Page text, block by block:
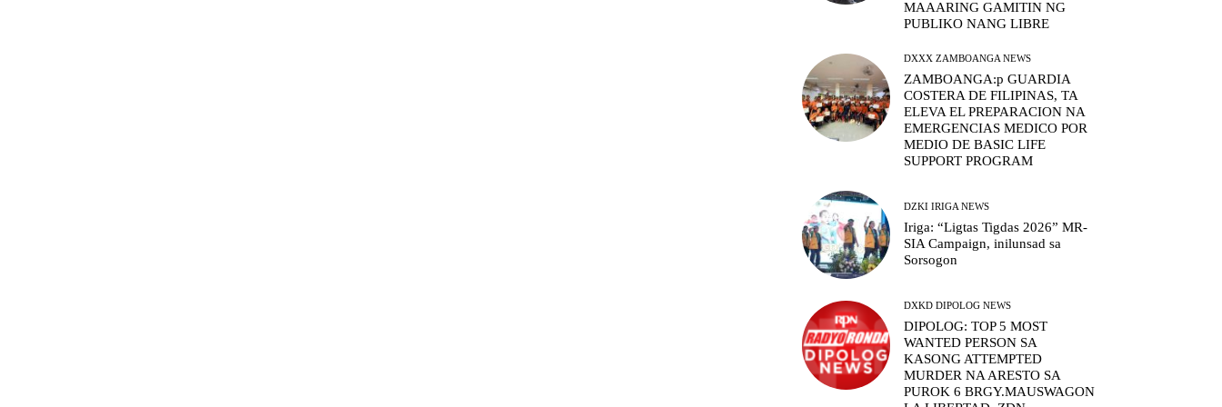
MAAARING GAMITIN NG
PUBLIKO NANG LIBRE
DXXX ZAMBOANGA NEWS
ZAMBOANGA:p GUARDIA
COSTERA DE FILIPINAS, TA
ELEVA EL PREPARACION NA
EMERGENCIAS MEDICO POR
MEDIO DE BASIC LIFE
SUPPORT PROGRAM
DZKI IRIGA NEWS
Iriga: “Ligtas Tigdas 2026” MR-
SIA Campaign, inilunsad sa
Sorsogon
DXKD DIPOLOG NEWS
DIPOLOG: TOP 5 MOST
WANTED PERSON SA
KASONG ATTEMPTED
MURDER NA ARESTO SA
PUROK 6 BRGY.MAUSWAGON